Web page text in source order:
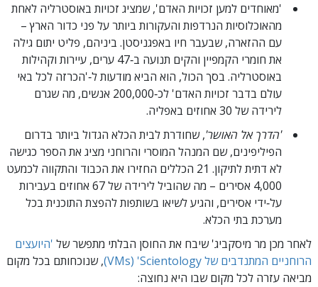
'מאוחדים למען זכויות האדם', שמציג זכויות באוסטרליה לאחת
מהאוכלוסיות הנרדפות והעקורות ביותר על פני כדור הארץ –
עם ההזארה, שבעבר חיו באפגניסטן. ביניהם, פליט יתום גילה
את חומרי הקמפיין והקים תנועה ב‑47 ערים, עיירות וקהילות
באוסטרליה. בסך הכול, הוא הביא מודעות ל‑'הכרזה לכל באי
עולם בדבר זכויות האדם' לכ‑200,000 אנשים, מה שגרם
לירידה של 30 אחוזים באפליה.
'הדרך אל האושר',שחודרת לבית הכלא הגדול ביותר בדרום
הפיליפינים, שם המנהל המוסרי והרוחני מציג את הספר כגישה
לא דתית לתיקון. 21 הכללים החזירו את הכבוד והתקווה לכמעט
4,000 אסירים – מה שהוביל לירידה של 67 אחוזים בעבירות
על‑ידי אסירים, והגיע לשיאו בשותפות להפצת התוכנית בכל
מערכת בתי הכלא.
לאחר מכן מר מיסקביג' שיבח את החוסן הבלתי מתפשר של 'היועצים
הרוחניים המתנדבים של Scientology‏' (VMs)
, שנוכחותם בכל מקום
מביאה עזרה לכל מקום שבו היא נחוצה: